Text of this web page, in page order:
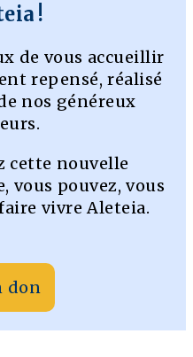
!
de vous accueillir
repensé, réalisé
nos généreux
cette nouvelle
vous pouvez, vous
vivre Aleteia.
don